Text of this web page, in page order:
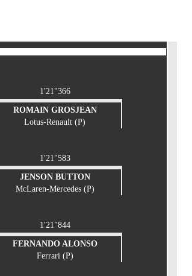
1'21"366
ROMAIN GROSJEAN
Lotus-Renault (P)
1'21"583
JENSON BUTTON
McLaren-Mercedes (P)
1'21"844
FERNANDO ALONSO
Ferrari (P)